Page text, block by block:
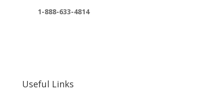
1-888-633-4814
Useful Links